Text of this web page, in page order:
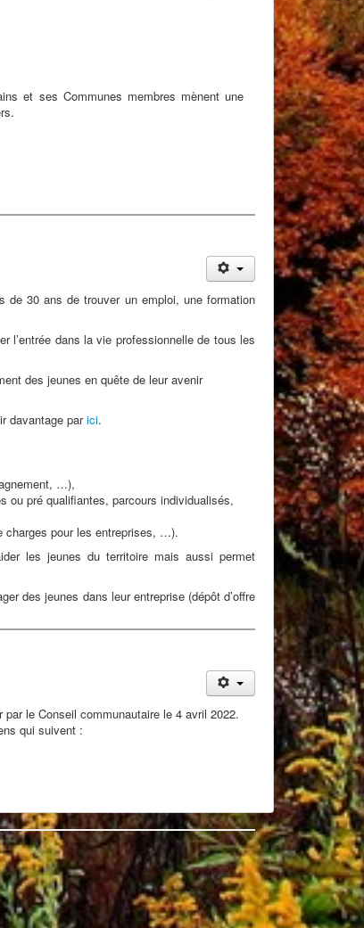
et ses Communes membres mènent une
30 ans de trouver un emploi, une formation
l’entrée dans la vie professionnelle de tous les
des jeunes en quête de leur avenir
davantage parici.
…),
ou pré qualifiantes, parcours individualisés,
charges pour les entreprises, …).
les jeunes du territoire mais aussi permet
des jeunes dans leur entreprise (dépôt d’offre
le Conseil communautaire le 4 avril 2022.
qui suivent :